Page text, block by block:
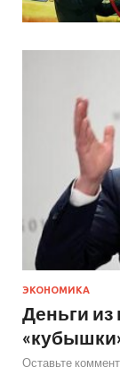
ЭКОНОМИКА
Деньги из
Оставьте